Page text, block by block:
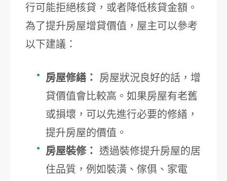
行可能拒絕核貸，或者降低核貸金額。
為了提升房屋增貸價值，屋主可以參考
以下建議：
房屋修繕：
房屋狀況良好的話，增
貸價值會比較高。如果房屋有老舊
或損壞，可以先進行必要的修繕，
提升房屋的價值。
房屋裝修：
透過裝修提升房屋的居
住品質，例如裝潢、傢俱、家電